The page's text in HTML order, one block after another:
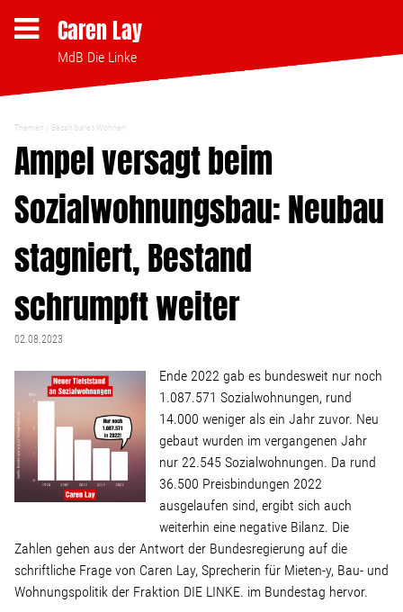
Caren Lay
MdB Die Linke
Themen
Bezahlbares Wohnen
Clubsterben stoppen
Strukturwandel
Linke Zukunftsdebatte
Sonstiges
Wahlkreis
Pressemitteilungen
Themen Bezahlbares Wohnen
Ampel versagt beim
Sozialwohnungsbau: Neubau
stagniert, Bestand
schrumpft weiter
02.08.2023
Ende 2022 gab es bundesweit nur noch
1.087.571 Sozialwohnungen, rund
14.000 weniger als ein Jahr zuvor. Neu
gebaut wurden im vergangenen Jahr
nur 22.545 Sozialwohnungen. Da rund
36.500 Preisbindungen 2022
ausgelaufen sind, ergibt sich auch
weiterhin eine negative Bilanz. Die
Zahlen gehen aus der Antwort der Bundesregierung auf die
schriftliche Frage von Caren Lay, Sprecherin für Mieten-y, Bau- und
Wohnungspolitik der Fraktion DIE LINKE. im Bundestag hervor.